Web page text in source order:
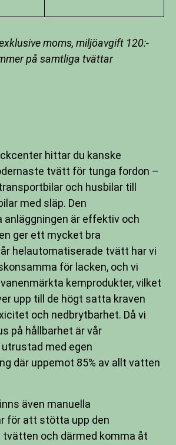
moms, miljöavgift 120:-
på samtliga tvättar
hittar du kanske
tvätt för tunga fordon –
och husbilar till
med släp. Den
anläggningen är effektiv och
ger ett mycket bra
helautomatiserade tvätt har vi
för lacken, och vi
kemprodukter, vilket
upp till de högt satta kraven
och nedbrytbarhet. Då vi
på hållbarhet är vår
med egen
där uppemot 85% av allt vatten
även manuella
för att stötta upp den
och därmed komma åt